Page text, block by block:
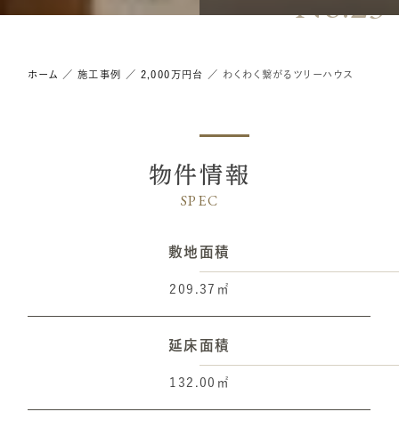
ホーム ／ 施工事例 ／ 2,000万円台 ／ わくわく繋がるツリーハウス
物件情報
SPEC
敷地面積
209.37㎡
延床面積
132.00㎡